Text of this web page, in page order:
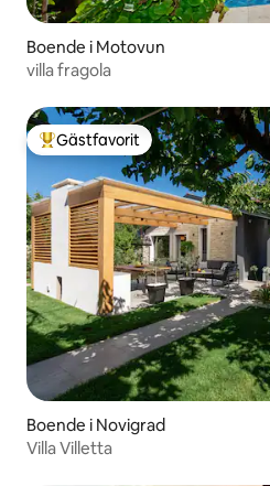
Boende i Motovun
villa fragola
Populär gästfavorit
Gästfavorit
Boende i Novigrad
Villa Villetta